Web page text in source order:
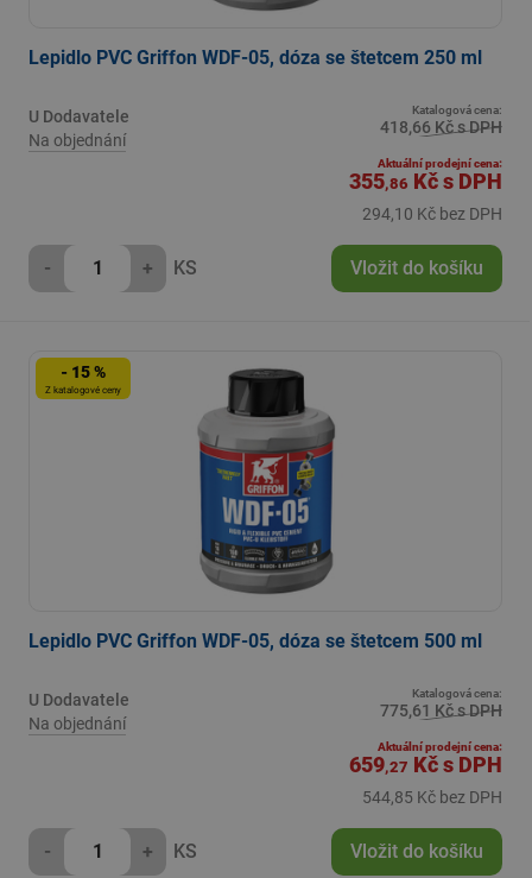
Lepidlo PVC Griffon WDF-05, dóza se štetcem 250 ml
U Dodavatele
Na objednání
Katalogová cena:
418,66 Kč s DPH
Aktuální prodejní cena:
355,86 Kčs DPH
294,10 Kč bez DPH
- + KS Vložit do košíku
- 15 %
Z katalogové ceny
Lepidlo PVC Griffon WDF-05, dóza se štetcem 500 ml
U Dodavatele
Na objednání
Katalogová cena:
775,61 Kč s DPH
Aktuální prodejní cena:
659,27 Kčs DPH
544,85 Kč bez DPH
- + KS Vložit do košíku